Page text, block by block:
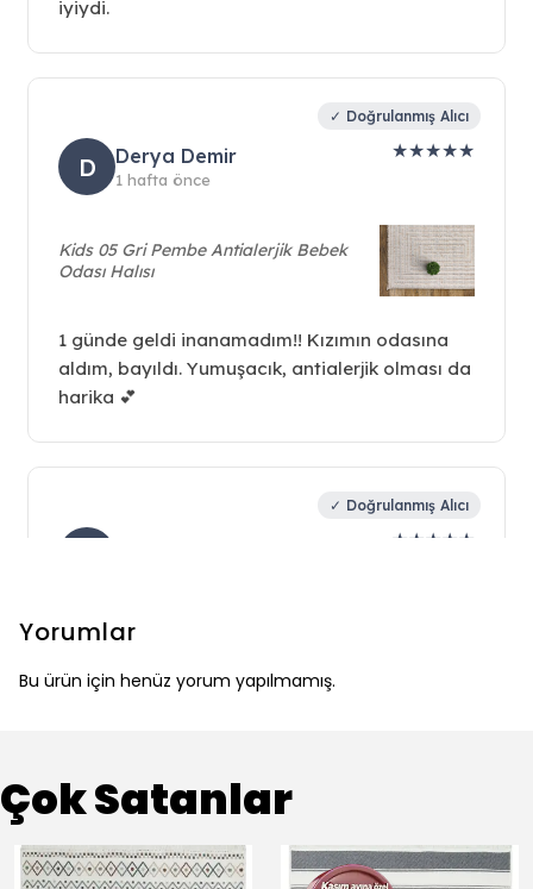
Yorumlar
Bu ürün için henüz yorum yapılmamış.
Çok Satanlar